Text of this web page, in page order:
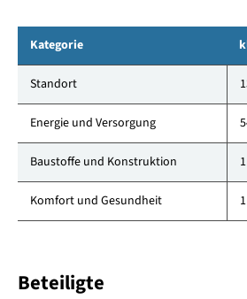
Kategorie
Standort
Energie und Versorgung
Baustoffe und Konstruktion
Komfort und Gesundheit
Beteiligte